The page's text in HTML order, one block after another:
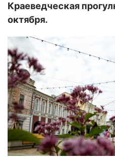
Краеведческая
октября.